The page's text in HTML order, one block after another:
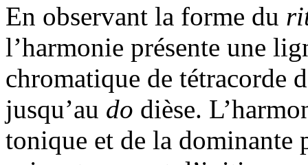
En observant la forme du
l’harmonie présente une
chromatique de tétracorde
jusqu’au do dièse.
tonique et de la dominante